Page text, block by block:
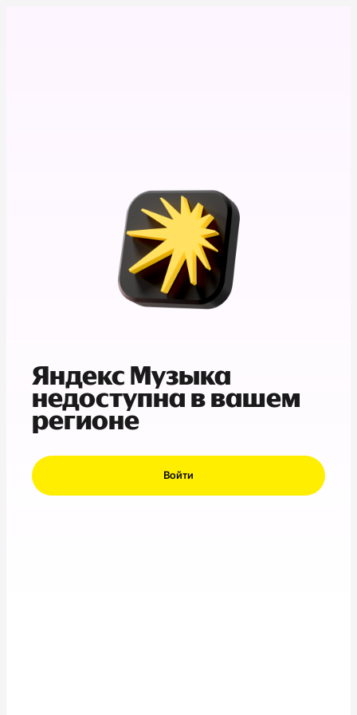
Яндекс Музыка
недоступна в вашем
регионе
Войти